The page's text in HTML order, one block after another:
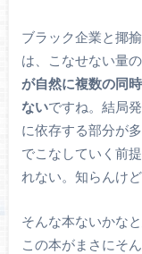
ブラック企業と揶
は、こなせない量
が自然に複数の同
ないですね。結局
に依存する部分が
でこなしていく前
れない。知らんけど
そんな本ないかな
この本がまさにそ